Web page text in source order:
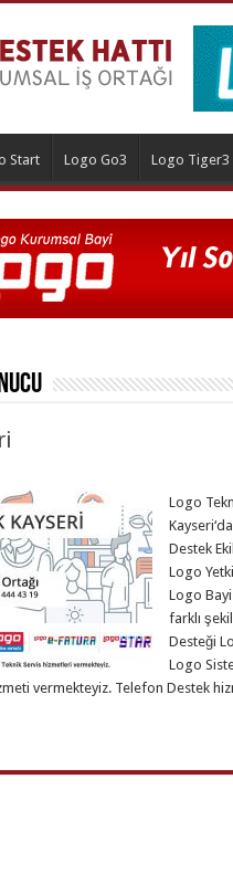
Start Logo Go3 Logo Tiger3
Logo
Destek
Logo
Logo
farklı
Desteği
Logo
vermekteyiz. Telefon Destek